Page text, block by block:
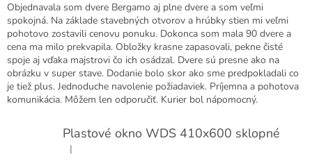
Objednavala som dvere Bergamo aj plne dvere a som veľmi
spokojná. Na základe stavebných otvorov a hrúbky stien mi veľmi
pohotovo zostavili cenovu ponuku. Dokonca som mala 90 dvere a
cena ma milo prekvapila. Obložky krasne zapasovali, pekne čisté
spoje aj vďaka majstrovi čo ich osádzal. Dvere sú presne ako na
obrázku v super stave. Dodanie bolo skor ako sme predpokladali co
je tiež plus. Jednoduche navolenie požiadaviek. Príjemna a pohotova
komunikácia. Môžem len odporučiť. Kurier bol nápomocný.
Plastové okno WDS 410x600 sklopné
Hodnotenie produktu je 5 z 5 hviezdičiek.
|